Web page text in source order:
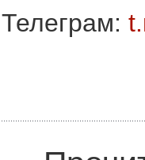
Телеграм: